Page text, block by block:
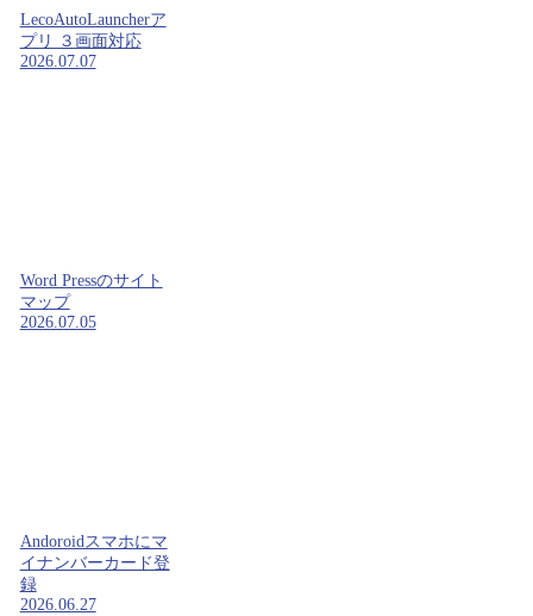
LecoAutoLauncherア
プリ ３画面対応
2026.07.07
Word Pressのサイト
マップ
2026.07.05
Andoroidスマホにマ
イナンバーカード登
録
2026.06.27